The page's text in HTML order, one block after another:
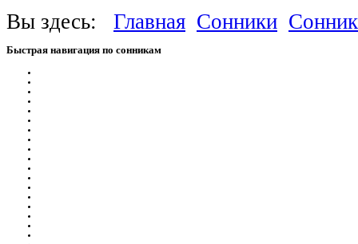
Вы здесь: Главная Сонники
Быстрая навигация по сонникам